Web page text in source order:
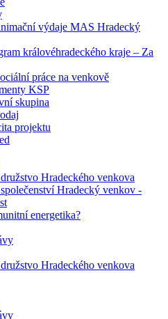
výdaje MAS Hradecký
královéhradeckého kraje – Za
práce na venkově
KSP
skupina
projektu
Hradeckého venkova
Hradecký venkov -
energetika?
Hradeckého venkova